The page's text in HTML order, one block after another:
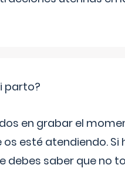
parto?
en grabar el
os esté atendiendo.
debes saber que no